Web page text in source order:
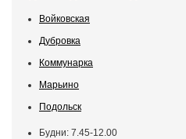
Войковская
Дубровка
Коммунарка
Марьино
Подольск
Будни: 7.45-12.00